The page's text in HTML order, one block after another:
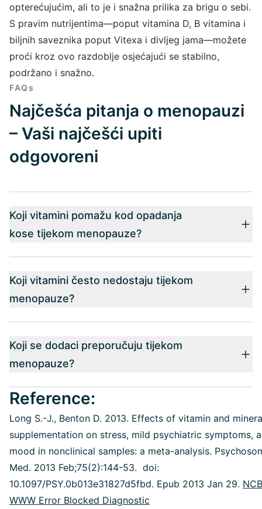
opterećujućim, ali to je i snažna prilika za brigu o sebi.
S pravim nutrijentima—poput vitamina D, B vitamina i
biljnih saveznika poput Vitexa i divljeg jama—možete
proći kroz ovo razdoblje osjećajući se stabilno,
podržano i snažno.
FAQs
Najčešća pitanja o menopauzi
– Vaši najčešći upiti
odgovoreni
Koji vitamini pomažu kod opadanja
kose tijekom menopauze?
Koji vitamini često nedostaju tijekom
menopauze?
Koji se dodaci preporučuju tijekom
menopauze?
Reference:
Long S.-J., Benton D. 2013. Effects of vitamin and
supplementation on stress, mild psychiatric symptoms,
mood in nonclinical samples: a meta-analysis.
Med. 2013 Feb;75(2):144-53. doi:
10.1097/PSY.0b013e31827d5fbd. Epub 2013 Jan 29.
WWW Error Blocked Diagnostic